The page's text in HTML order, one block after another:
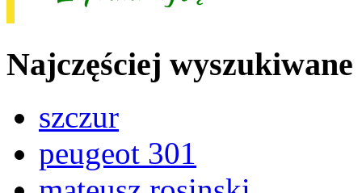
Najczęściej wyszukiwane
szczur
peugeot 301